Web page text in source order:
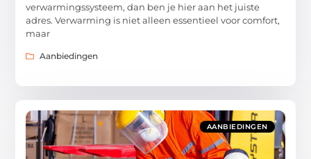
verwarmingssysteem, dan ben je hier aan het juiste
adres. Verwarming is niet alleen essentieel voor comfort,
maar
Aanbiedingen
AANBIEDINGEN